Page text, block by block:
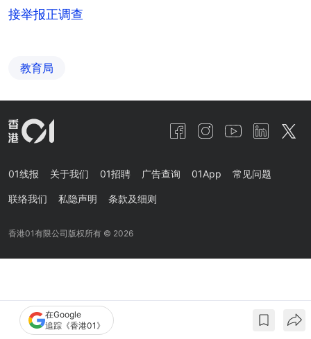
接举报正调查
教育局
在Google
追踪《香港01》
01线报 关于我们 01招聘 广告查询 01App 常见问题
联络我们 私隐声明 条款及细则
香港01有限公司版权所有 © 2026